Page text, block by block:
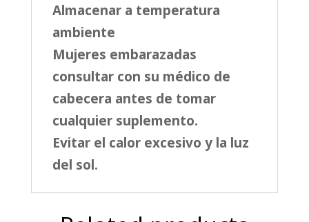
Almacenar a temperatura
ambiente
Mujeres embarazadas
consultar con su médico de
cabecera antes de tomar
cualquier suplemento.
Evitar el calor excesivo y la luz
del sol.